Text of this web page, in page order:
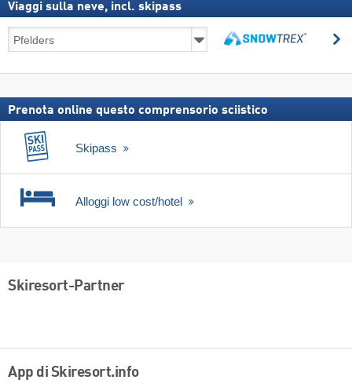
Viaggi sulla neve, incl. skipass
Viaggi
sulla
incl.
Prenota online questo comprensorio sciistico
Skipass
Alloggi low cost/hotel
Skiresort-Partner
App di Skiresort.info